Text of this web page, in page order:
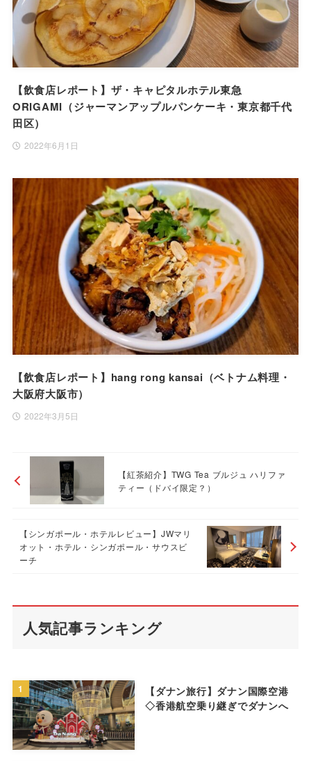
【飲食店レポート】ザ・キャピタルホテル東急
ORIGAMI（ジャーマンアップルパンケーキ・東京都千代
田区）
2022年6月1日
【飲食店レポート】hang rong kansai（ベトナム料理・
大阪府大阪市）
2022年3月5日
【紅茶紹介】TWG Tea ブルジュ ハリファ
ティー（ドバイ限定？）
【シンガポール・ホテルレビュー】JWマリ
オット・ホテル・シンガポール・サウスビ
ーチ
人気記事ランキング
1
【ダナン旅行】ダナン国際空港
◇香港航空乗り継ぎでダナンへ